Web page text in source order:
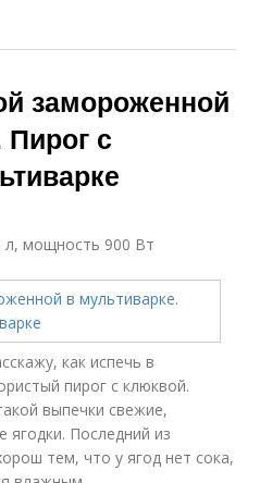
замороженной
с
л, мощность 900 Вт
как испечь в
пирог с клюквой.
выпечки свежие,
Последний из
тем, что у ягод нет сока,